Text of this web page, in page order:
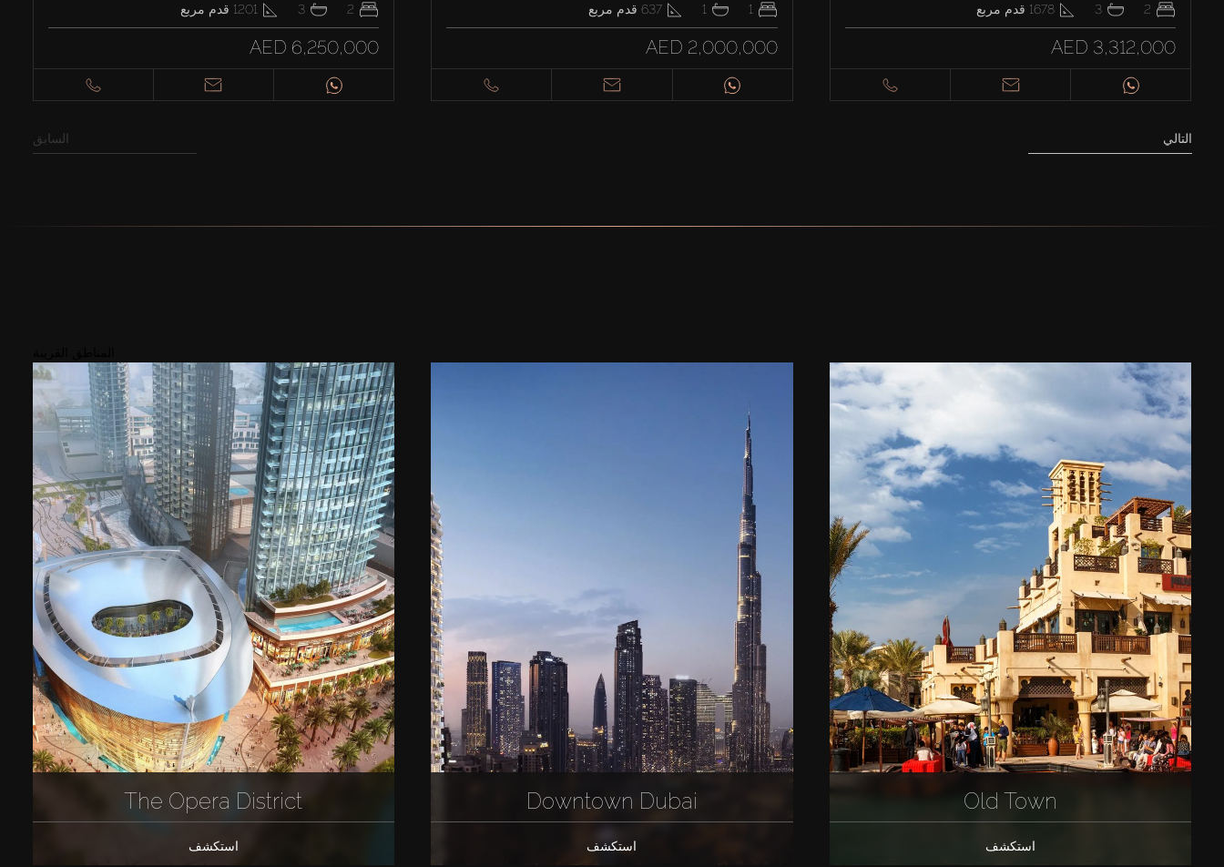
2
3
1201 قدم مربع
AED 6,250,000
1
1
637 قدم مربع
AED 2,000,000
2
3
1678 قدم مربع
AED 3,312,000
السابق التالي
The Opera District
استكشف
Downtown Dubai
استكشف
Old Town
استكشف